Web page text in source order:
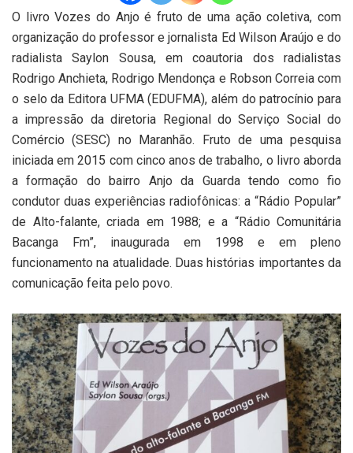
O livro Vozes do Anjo é fruto de uma ação coletiva, com
organização do professor e jornalista Ed Wilson Araújo e do
radialista Saylon Sousa, em coautoria dos radialistas
Rodrigo Anchieta, Rodrigo Mendonça e Robson Correia com
o selo da Editora UFMA (EDUFMA), além do patrocínio para
a impressão da diretoria Regional do Serviço Social do
Comércio (SESC) no Maranhão. Fruto de uma pesquisa
iniciada em 2015 com cinco anos de trabalho, o livro aborda
a formação do bairro Anjo da Guarda tendo como fio
condutor duas experiências radiofônicas: a “Rádio Popular”
de Alto-falante, criada em 1988; e a “Rádio Comunitária
Bacanga Fm”, inaugurada em 1998 e em pleno
funcionamento na atualidade. Duas histórias importantes da
comunicação feita pelo povo.